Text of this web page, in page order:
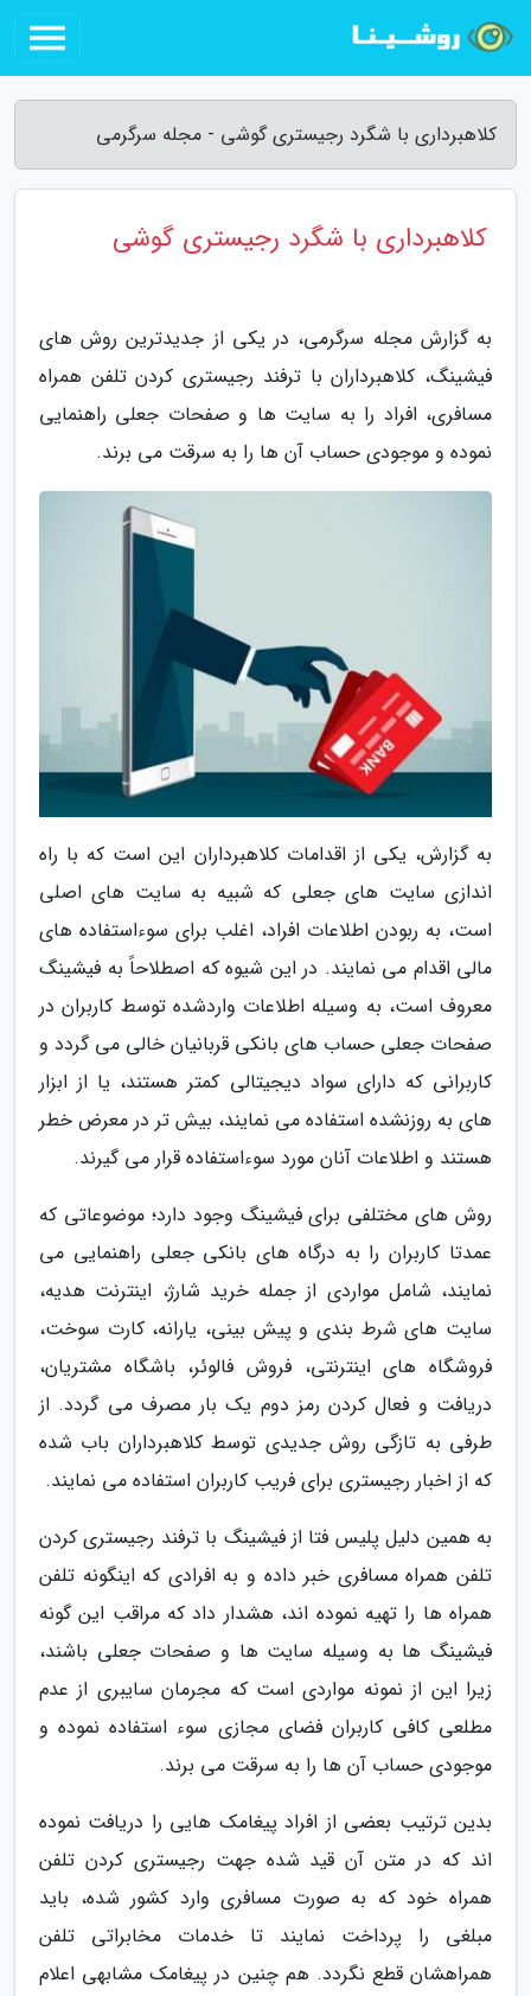
کلاهبرداری با شگرد رجیستری گوشی - مجله سرگرمی
کلاهبرداری با شگرد رجیستری گوشی
به گزارش مجله سرگرمی، در یکی از جدیدترین روش های
فیشینگ، کلاهبرداران با ترفند رجیستری کردن تلفن همراه
مسافری، افراد را به سایت ها و صفحات جعلی راهنمایی
نموده و موجودی حساب آن ها را به سرقت می برند.
به گزارش، یکی از اقدامات کلاهبرداران این است که با راه
اندازی سایت های جعلی که شبیه به سایت های اصلی
است، به ربودن اطلاعات افراد، اغلب برای سوءاستفاده های
مالی اقدام می نمایند. در این شیوه که اصطلاحاً به فیشینگ
معروف است، به وسیله اطلاعات واردشده توسط کاربران در
صفحات جعلی حساب های بانکی قربانیان خالی می گردد و
کاربرانی که دارای سواد دیجیتالی کمتر هستند، یا از ابزار
های به روزنشده استفاده می نمایند، بیش تر در معرض خطر
هستند و اطلاعات آنان مورد سوءاستفاده قرار می گیرند.
روش های مختلفی برای فیشینگ وجود دارد؛ موضوعاتی که
عمدتا کاربران را به درگاه های بانکی جعلی راهنمایی می
نمایند، شامل مواردی از جمله خرید شارژ، اینترنت هدیه،
سایت های شرط بندی و پیش بینی، یارانه، کارت سوخت،
فروشگاه های اینترنتی، فروش فالوئر، باشگاه مشتریان،
دریافت و فعال کردن رمز دوم یک بار مصرف می گردد. از
طرفی به تازگی روش جدیدی توسط کلاهبرداران باب شده
که از اخبار رجیستری برای فریب کاربران استفاده می نمایند.
به همین دلیل پلیس فتا از فیشینگ با ترفند رجیستری کردن
تلفن همراه مسافری خبر داده و به افرادی که اینگونه تلفن
همراه ها را تهیه نموده اند، هشدار داد که مراقب این گونه
فیشینگ ها به وسیله سایت ها و صفحات جعلی باشند،
زیرا این از نمونه مواردی است که مجرمان سایبری از عدم
مطلعی کافی کاربران فضای مجازی سوء استفاده نموده و
موجودی حساب آن ها را به سرقت می برند.
بدین ترتیب بعضی از افراد پیغامک هایی را دریافت نموده
اند که در متن آن قید شده جهت رجیستری کردن تلفن
همراه خود که به صورت مسافری وارد کشور شده، باید
مبلغی را پرداخت نمایند تا خدمات مخابراتی تلفن
همراهشان قطع نگردد. هم چنین در پیغامک مشابهی اعلام